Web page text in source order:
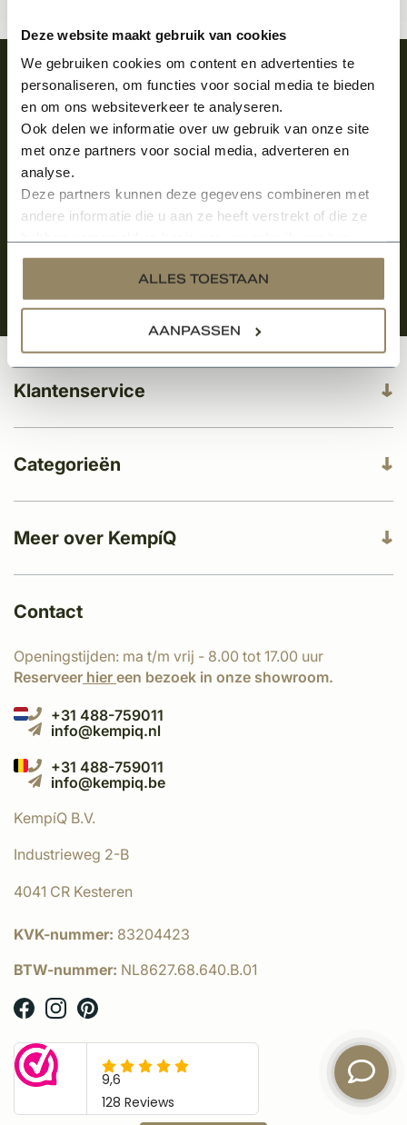
Deze website maakt gebruik van cookies
We gebruiken cookies om content en advertenties te
personaliseren, om functies voor social media te bieden
en om ons websiteverkeer te analyseren.
Ook delen we informatie over uw gebruik van onze site
met onze partners voor social media, adverteren en
analyse.
Deze partners kunnen deze gegevens combineren met
andere informatie die u aan ze heeft verstrekt of die ze
services.
ALLES TOESTAAN
AANPASSEN
Meld je aan en ontvang het laatste nieuws
over onze kempische bouwstijl!
Aanmelden voor de nieuwsbrief
Meer over KempíQ
Klantenservice
Categorieën
Contact
Openingstijden: ma t/m vrij - 8.00 tot 17.00 uur
Reserveer hier een bezoek in onze showroom.
+31 488-759011
info@kempiq.nl
+31 488-759011
info@kempiq.be
KempíQ B.V.
Industrieweg 2-B
4041 CR Kesteren
KVK-nummer: 83204423
BTW-nummer: NL8627.68.640.B.01